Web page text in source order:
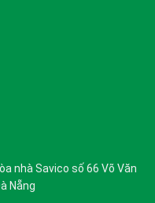
nhà Savico số 66 Võ Văn
Nẵng